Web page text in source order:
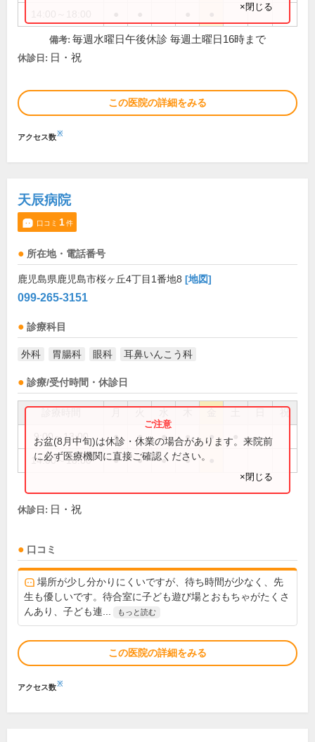
×閉じる
備考: 毎週水曜日午後休診 毎週土曜日16時まで
休診日: 日・祝
この医院の詳細をみる
アクセス数※
天辰病院
口コミ 1件
所在地・電話番号
鹿児島県鹿児島市桜ヶ丘4丁目1番地8 [地図]
099-265-3151
診療科目
外科 胃腸科 眼科 耳鼻いんこう科
診療/受付時間・休診日
祝
9:00～13:00 ● ● ● ● ●
14:00～18:00 ● ● ● ●
お盆(8月中旬)は休診・休業の場合があります。来院前
に必ず医療機関に直接ご確認ください。
×閉じる
休診日: 日・祝
口コミ
場所が少し分かりにくいですが、待ち時間が少なく、先
生も優しいです。待合室に子ども遊び場とおもちゃがたくさ
んあり、子ども連...
もっと読む
この医院の詳細をみる
アクセス数※